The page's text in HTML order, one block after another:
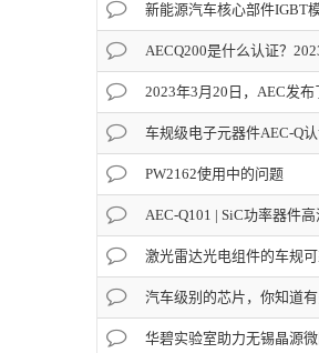
新能源汽车核心部件IGBT
AECQ200是什么认证？
2023年3月20日，AEC发
车规级电子元器件AEC-Q
PW2162使用中的问题
AEC-Q101 | SiC功率器件
激光雷达光电组件的车规
汽车级别的芯片，你知道
华碧实验室助力无锡晶源